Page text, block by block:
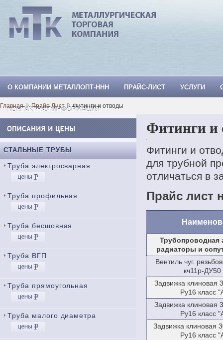
МеталлОпт-ннн: ТРУБА СТАЛЬНАЯ,
О КОМПАНИИ МЕТАЛЛОПТ-ННН ПРАЙС-ЛИСТ УСЛУГИ
КОНТАКТНАЯ ИНФОРМАЦИЯ
Главная Прайс-Лист Фитинги и отводы
СТАЛЬНЫЕ ТРУБЫ
Труба электросварная
Труба профильная
Труба бесшовная
Труба ВГП
Труба прямоугольная
Труба малого диаметра
Фитинги и
Фитинги и
для трубной
отличаться в
Прайс лист
Трубопроводная
радиаторы и
Вентиль чуг.
кч11р-ДУ50
Задвижка клиновая
Ру16 класс
Задвижка клиновая
Ру16 класс
Задвижка клиновая
Ру16 класс